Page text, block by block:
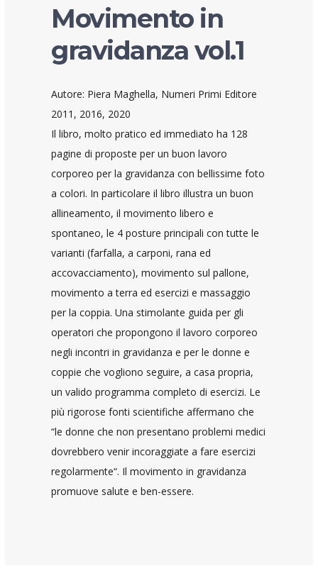
Movimento in
gravidanza vol.1
Autore: Piera Maghella, Numeri Primi Editore
2011, 2016, 2020
Il libro, molto pratico ed immediato ha 128
pagine di proposte per un buon lavoro
corporeo per la gravidanza con bellissime foto
a colori. In particolare il libro illustra un buon
allineamento, il movimento libero e
spontaneo, le 4 posture principali con tutte le
varianti (farfalla, a carponi, rana ed
accovacciamento), movimento sul pallone,
movimento a terra ed esercizi e massaggio
per la coppia. Una stimolante guida per gli
operatori che propongono il lavoro corporeo
negli incontri in gravidanza e per le donne e
coppie che vogliono seguire, a casa propria,
un valido programma completo di esercizi. Le
più rigorose fonti scientifiche affermano che
“le donne che non presentano problemi medici
dovrebbero venir incoraggiate a fare esercizi
regolarmente“. Il movimento in gravidanza
promuove salute e ben-essere.